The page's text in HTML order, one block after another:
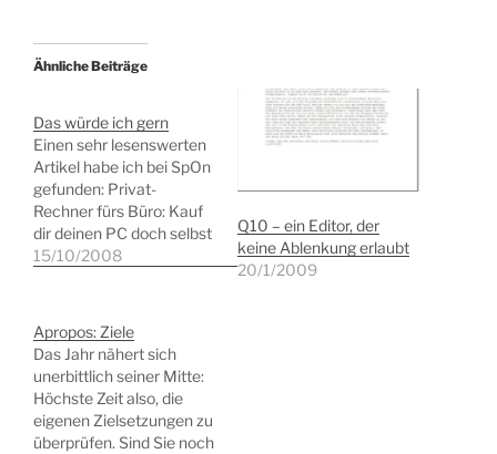
Ähnliche Beiträge
Das würde ich gern
Einen sehr lesenswerten
Artikel habe ich bei SpOn
gefunden: Privat-
Rechner fürs Büro: Kauf
dir deinen PC doch selbst
- SPIEGEL ONLINE -
Sicht ein überaus
nachdenkenswerter
Ansatz, oder kennen Sie
nicht die
Einschränkungen, wenn
Ihnen Ihr Arbeitgeber ein
15/10/2008
Q10 – ein Editor, der
keine Ablenkung erlaubt
20/1/2009
Apropos: Ziele
Das Jahr nähert sich
unerbittlich seiner Mitte:
Höchste Zeit also, die
eigenen Zielsetzungen zu
überprüfen. Sind Sie noch